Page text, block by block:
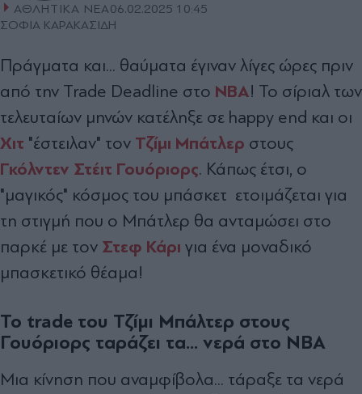
ΑΘΛΗΤΙΚΑ ΝΕΑ06.02.2025 10:45
ΣΟΦΙΑ ΚΑΡΑΚΑΣΙΔΗ
Πράγματα και... θαύματα έγιναν λίγες ώρες πριν
από την Trade Deadline στo NBA! Το σίριαλ των
τελευταίων μηνών κατέληξε σε happy end και οι
Χιτ "έστειλαν" τον Τζίμι Μπάτλερ στους
Γκόλντεν Στέιτ Γουόριορς. Κάπως έτσι, ο
"μαγικός" κόσμος του μπάσκετ ετοιμάζεται για
τη στιγμή που ο Μπάτλερ θα ανταμώσει στο
παρκέ με τον Στεφ Κάρι για ένα μοναδικό
μπασκετικό θέαμα!
Το trade του Τζίμι Μπάλτερ στους
Γουόριορς ταράζει τα... νερά στο NBA
Μια κίνηση που αναμφίβολα... τάραξε τα νερά